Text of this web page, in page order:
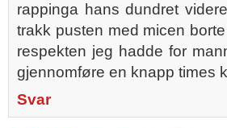
rappinga hans dundret
trakk pusten med micen
respekten jeg hadde for
gjennomføre en knapp times
Svar